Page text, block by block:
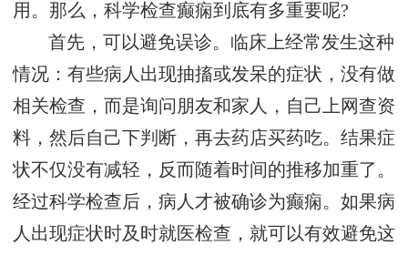
用。那么，科学检查癫痫到底有多重要呢?
首先，可以避免误诊。临床上经常发生这种
情况：有些病人出现抽搐或发呆的症状，没有做
相关检查，而是询问朋友和家人，自己上网查资
料，然后自己下判断，再去药店买药吃。结果症
状不仅没有减轻，反而随着时间的推移加重了。
经过科学检查后，病人才被确诊为癫痫。如果病
人出现症状时及时就医检查，就可以有效避免这